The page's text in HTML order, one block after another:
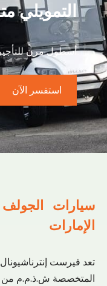
التمويلي
أسطول مرن
استفسر الآن
سيارات الجولف
الإمارات
تعد فيرست
المتخصصة ش.ذ.م.م من